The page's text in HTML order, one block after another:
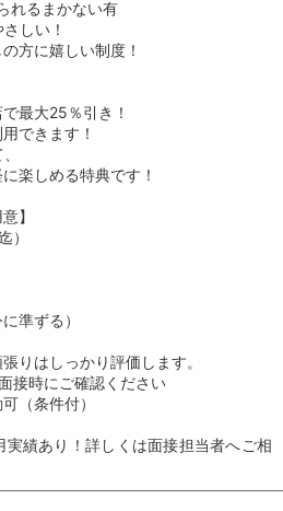
るまかない有
しい！
方に嬉しい制度！
最大25％引き！
できます！
楽しめる特典です！
】
）
準ずる）
りはしっかり評価します。
接時にご確認ください
（条件付）
実績あり！詳しくは面接担当者へご相